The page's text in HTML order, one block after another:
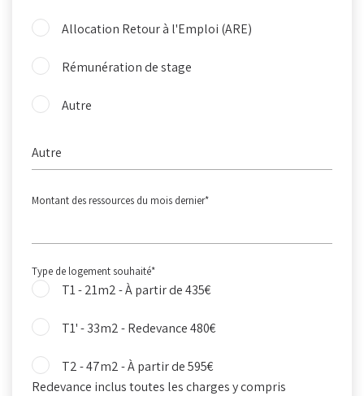
Allocation Retour à l'Emploi (ARE)
Rémunération de stage
Autre
Montant des ressources du mois dernier*
Type de logement souhaité*
T1 - 21m2 - À partir de 435€
T1' - 33m2 - Redevance 480€
T2 - 47m2 - À partir de 595€
Redevance inclus toutes les charges y compris